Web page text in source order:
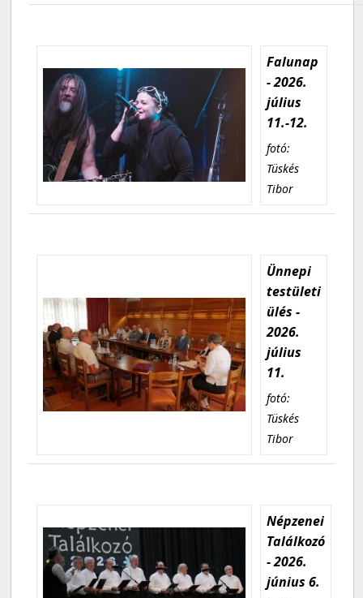
Falunap
- 2026.
július
11.-12.
fotó:
Tüskés
Tibor
Ünnepi
testületi
ülés -
2026.
július
11.
fotó:
Tüskés
Tibor
Népzenei
Találkozó
- 2026.
június 6.